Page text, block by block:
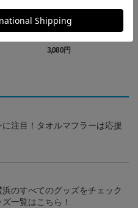
)
ml (Y.S.C.C.横浜)
3,080円
に注目！タオルマフラーは応援
のすべてのグッズをチェック
一覧はこちら！